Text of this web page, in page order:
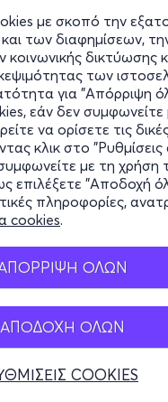
με σκοπό την
των διαφημίσεων,
κοινωνικής δικτύωσης
των
για "Απόρριψη
εάν δεν συμφωνείτε
να ορίσετε τις
κλικ στο
με τη χρήση
επιλέξετε "Αποδοχή
πληροφορίες,
cookies.
ΟΛΩΝ
ΑΠΟΔΟΧΗ ΟΛΩΝ
COOKIES